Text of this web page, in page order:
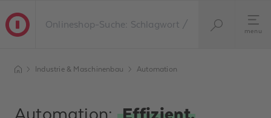
menu
Industrie & Maschinenbau Automation
Automation: Effizient.